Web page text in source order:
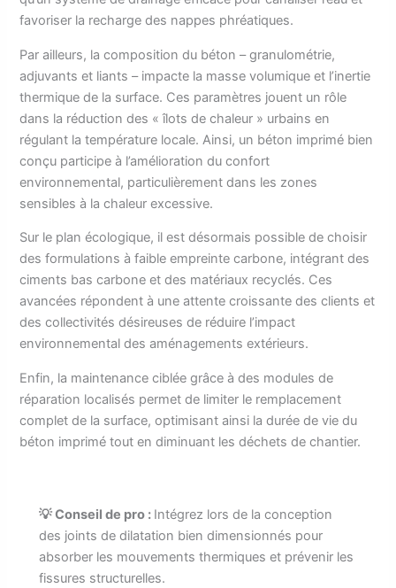
favoriser la recharge des nappes phréatiques.
Par ailleurs, la composition du béton – granulométrie,
adjuvants et liants – impacte la masse volumique et l’inertie
thermique de la surface. Ces paramètres jouent un rôle
dans la réduction des « îlots de chaleur » urbains en
régulant la température locale. Ainsi, un béton imprimé bien
conçu participe à l’amélioration du confort
environnemental, particulièrement dans les zones
sensibles à la chaleur excessive.
Sur le plan écologique, il est désormais possible de choisir
des formulations à faible empreinte carbone, intégrant des
ciments bas carbone et des matériaux recyclés. Ces
avancées répondent à une attente croissante des clients et
des collectivités désireuses de réduire l’impact
environnemental des aménagements extérieurs.
Enfin, la maintenance ciblée grâce à des modules de
réparation localisés permet de limiter le remplacement
complet de la surface, optimisant ainsi la durée de vie du
béton imprimé tout en diminuant les déchets de chantier.
💡 Conseil de pro : Intégrez lors de la conception
des joints de dilatation bien dimensionnés pour
absorber les mouvements thermiques et prévenir les
fissures structurelles.